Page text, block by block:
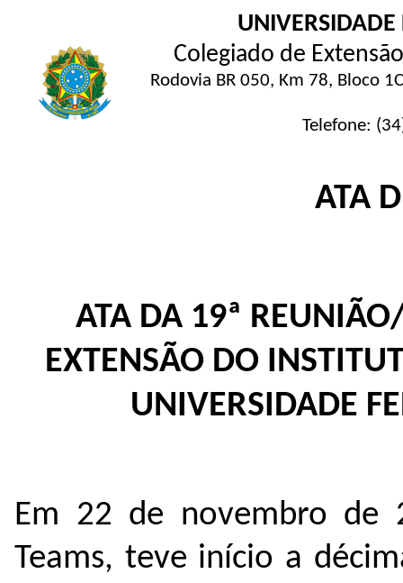
Colegiado de
Rodovia BR 050, Km 78, Bloco
Telefone:
ATA
ATA DA 19ª
EXTENSÃO DO
UNIVERSIDADE
Em 22 de novembro de
Teams, teve início a